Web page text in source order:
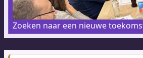
Zoeken naar een nieuwe